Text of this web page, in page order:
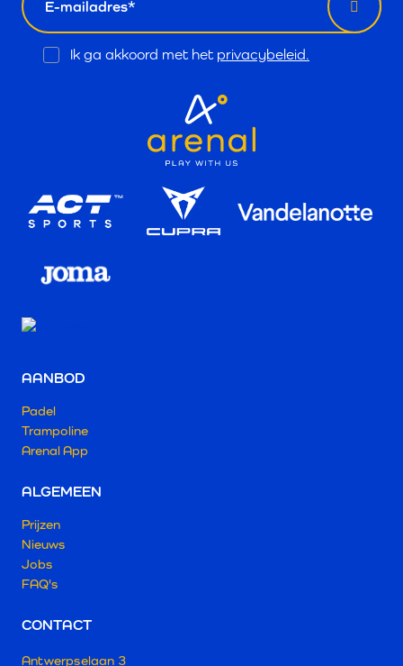
Opt
Ik ga akkoord met het privacybeleid.
AANBOD
Padel
Trampoline
Arenal App
ALGEMEEN
Prijzen
Nieuws
Jobs
FAQ's
CONTACT
Antwerpselaan 3